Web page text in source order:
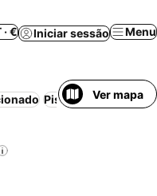
· € Iniciar sessão Menu
Piscina Wi-fi
Ver mapa